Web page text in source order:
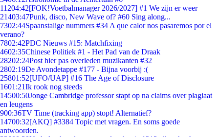
11204:42[FOK!Voetbalmanager 2026/2027] #1 We zijn er weer
21403:47Punk, disco, New Wave of? #60 Sing along...
7302:44Spaanstalige nummers #34 A que calor nos pasaremos por el
verano?
7802:42PDC Nieuws #15: Matchfixing
4602:35Chinese Politiek #1 - Het Pad van de Draak
28202:24Post hier pas overleden muzikanten #32
2802:19De Avondetappe #177 - Bijna voorbij :(
25801:52[UFO/UAP] #16 The Age of Disclosure
1601:21Ik rook nog steeds
14500:50Jonge Cambridge professor stapt op na claims over plagiaat
en leugens
900:36TV Time (tracking app) stopt! Alternatief?
14700:32[AKQ] #3384 Topic met vragen. En soms goede
antwoorden.